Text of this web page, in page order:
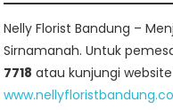
Nelly Florist Bandung –
Sirnamanah. Untuk
7718 atau kunjungi